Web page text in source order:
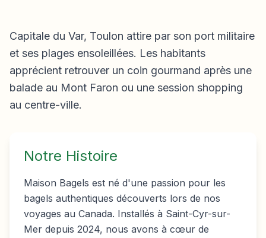
Capitale du Var, Toulon attire par son port militaire
et ses plages ensoleillées. Les habitants
apprécient retrouver un coin gourmand après une
balade au Mont Faron ou une session shopping
au centre-ville.
Notre Histoire
Maison Bagels est né d'une passion pour les
bagels authentiques découverts lors de nos
voyages au Canada. Installés à Saint-Cyr-sur-
Mer depuis 2024, nous avons à cœur de